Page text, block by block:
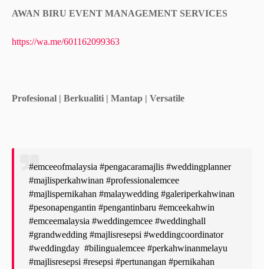
AWAN BIRU EVENT MANAGEMENT SERVICES
https://wa.me/601162099363
Profesional | Berkualiti | Mantap | Versatile
#emceeofmalaysia #pengacaramajlis #weddingplanner
#majlisperkahwinan #professionalemcee
#majlispernikahan #malaywedding #galeriperkahwinan
#pesonapengantin #pengantinbaru #emceekahwin
#emceemalaysia #weddingemcee #weddinghall
#grandwedding #majlisresepsi #weddingcoordinator
#weddingday #bilingualemcee #perkahwinanmelayu
#majlisresepsi #resepsi #pertunangan #pernikahan